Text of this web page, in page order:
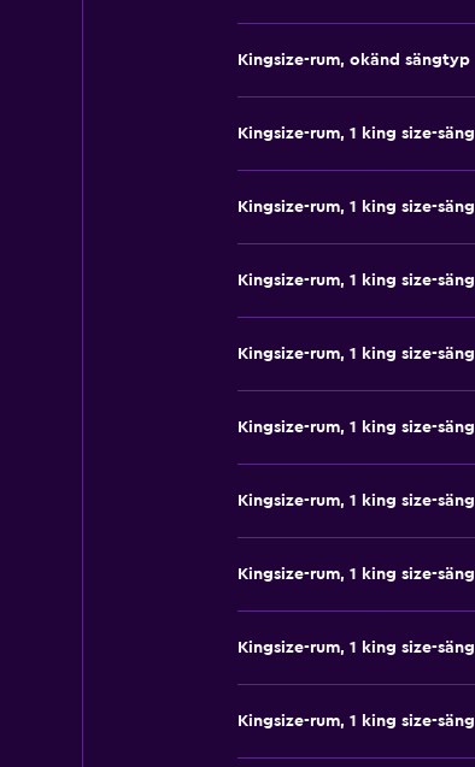
Kingsize-rum, okänd sängtyp
Kingsize-rum, 1 king size-säng
Kingsize-rum, 1 king size-säng
Kingsize-rum, 1 king size-säng
Kingsize-rum, 1 king size-säng
Kingsize-rum, 1 king size-säng
Kingsize-rum, 1 king size-säng
Kingsize-rum, 1 king size-säng
Kingsize-rum, 1 king size-säng
Kingsize-rum, 1 king size-säng